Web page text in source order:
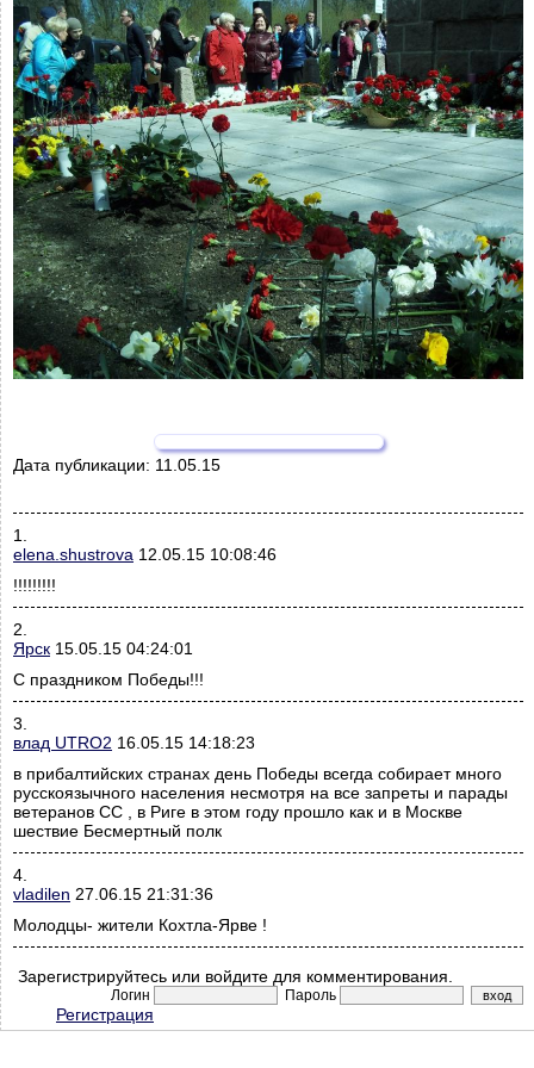
Дата публикации: 11.05.15
1.
elena.shustrova 12.05.15 10:08:46
!!!!!!!!!
2.
Ярск 15.05.15 04:24:01
С праздником Победы!!!
3.
влад UTRO2 16.05.15 14:18:23
в прибалтийских странах день Победы всегда собирает много
русскоязычного населения несмотря на все запреты и парады
ветеранов СС , в Риге в этом году прошло как и в Москве
шествие Бесмертный полк
4.
vladilen 27.06.15 21:31:36
Молодцы- жители Кохтла-Ярве !
Зарегистрируйтесь или войдите для комментирования.
Логин Пароль
Регистрация